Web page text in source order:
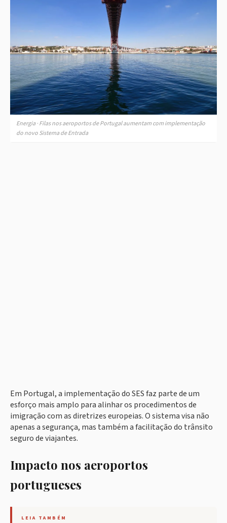
Energia · Filas nos aeroportos de Portugal aumentam com implementação
do novo Sistema de Entrada
Em Portugal, a implementação do SES faz parte de um
esforço mais amplo para alinhar os procedimentos de
imigração com as diretrizes europeias. O sistema visa não
apenas a segurança, mas também a facilitação do trânsito
seguro de viajantes.
Impacto nos aeroportos
portugueses
LEIA TAMBÉM